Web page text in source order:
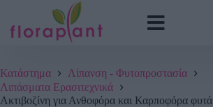
Κατάστημα
Λίπανση - Φυτοπροστασία
Λιπάσματα Ερασιτεχνικά
Ακτιβοζίνη για Ανθοφόρα και Καρποφόρα φυτά